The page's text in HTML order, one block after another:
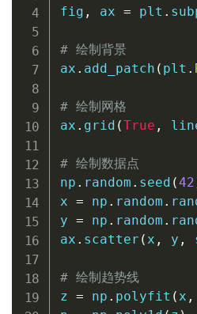
fig , ax = plt .
# 绘制背景
ax . add_patch ( plt .
# 绘制网格
ax . grid (True ,
# 绘制数据点
np . random . seed (42
x = np . random .
y = np . random .
ax . scatter ( x , y ,
# 绘制趋势线
z = np . polyfit ( x ,